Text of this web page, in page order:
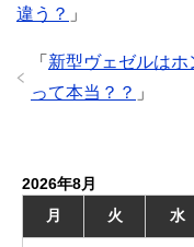
違う？ 」
「 新型ヴェゼルは
って本当？？ 」
2026年8月
月
火 水